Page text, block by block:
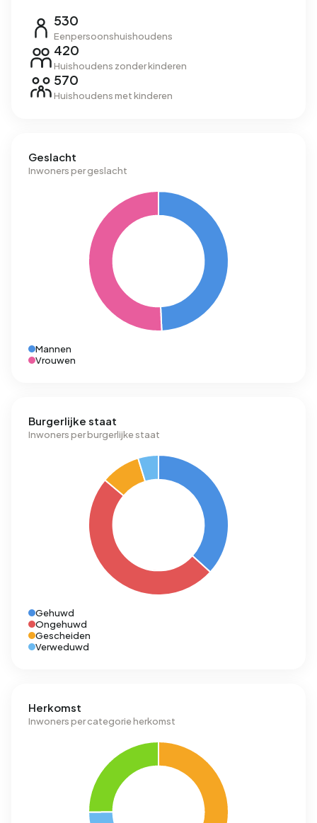
530
Eenpersoonshuishoudens
420
Huishoudens zonder kinderen
570
Huishoudens met kinderen
Geslacht
Inwoners per geslacht
Mannen
Vrouwen
Burgerlijke staat
Inwoners per burgerlijke staat
Gehuwd
Ongehuwd
Gescheiden
Verweduwd
Herkomst
Inwoners per categorie herkomst